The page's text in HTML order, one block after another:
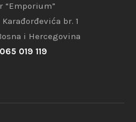
“Emporium”
br. 1
i Hercegovina
019 119